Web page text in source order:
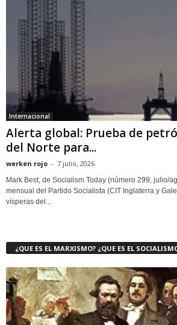
Internacional
Alerta global: Prueba de
del Norte para...
werken rojo - 7 julio, 2026
Mark Best, de Socialism Today (número 299, julio/
mensual del Partido Socialista (CIT Inglaterra y
vísperas del...
¿QUE ES EL MARXISMO? ¿QUE ES EL